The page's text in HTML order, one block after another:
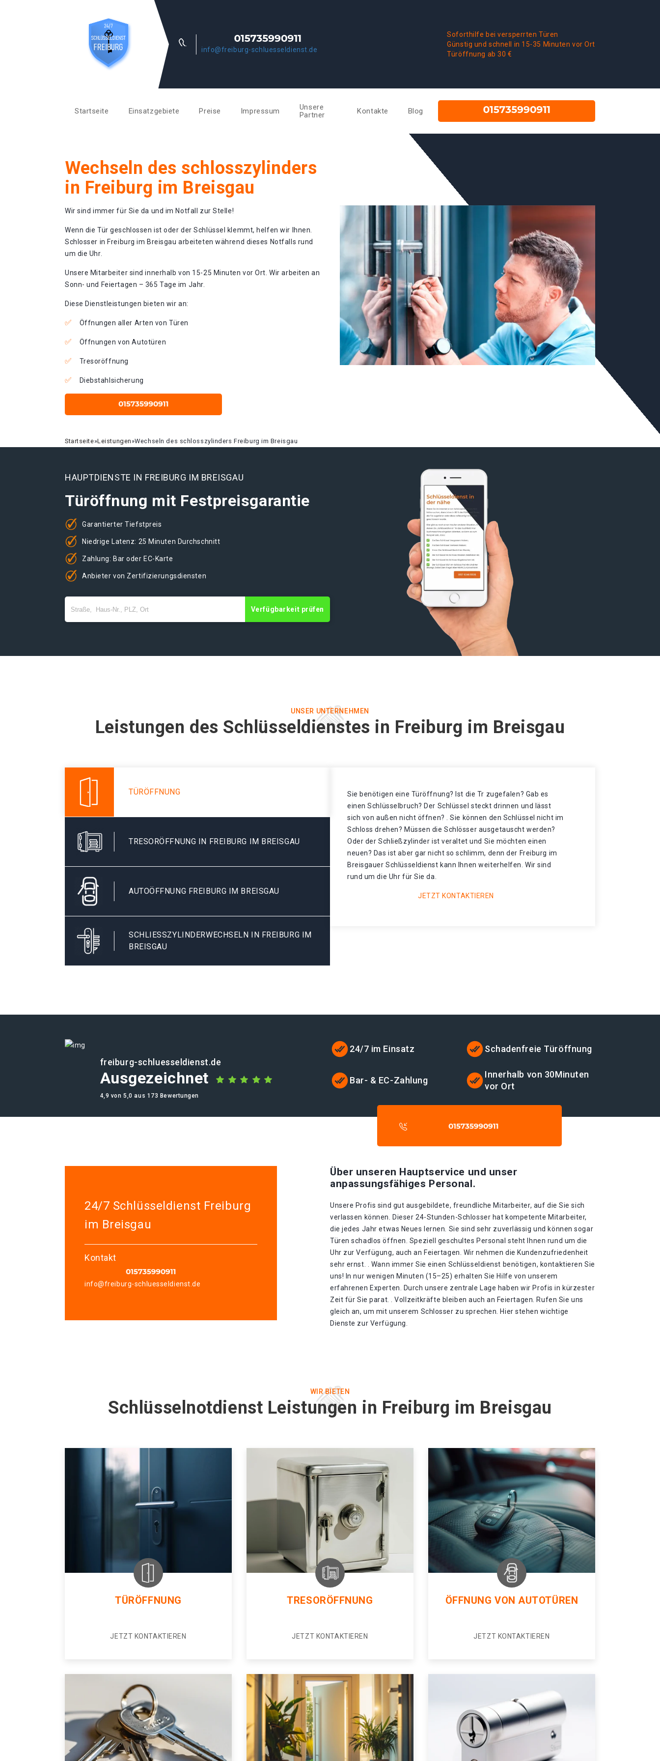
info@freiburg-schluesseldienst.de
Soforthilfe bei versperrten Türen
Günstig und schnell in 15-35 Minuten vor Ort
Türöffnung ab 30 €
Startseite Einsatzgebiete Preise Impressum
Unsere
Partner
Kontakte Blog
Wechseln des schlosszylinders
in Freiburg im Breisgau
Wir sind immer für Sie da und im Notfall zur Stelle!
Wenn die Tür geschlossen ist oder der Schlüssel klemmt, helfen wir Ihnen.
Schlosser in Freiburg im Breisgau arbeiteten während dieses Notfalls rund
um die Uhr.
Unsere Mitarbeiter sind innerhalb von 15-25 Minuten vor Ort. Wir arbeiten an
Sonn- und Feiertagen – 365 Tage im Jahr.
Diese Dienstleistungen bieten wir an:
Öffnungen aller Arten von Türen
Öffnungen von Autotüren
Tresoröffnung
Diebstahlsicherung
Startseite»Leistungen»Wechseln des schlosszylinders Freiburg im Breisgau
HAUPTDIENSTE IN FREIBURG IM BREISGAU
Türöffnung mit Festpreisgarantie
Garantierter Tiefstpreis
Niedrige Latenz: 25 Minuten Durchschnitt
Zahlung: Bar oder EC-Karte
Anbieter von Zertifizierungsdiensten
Verfügbarkeit prüfen
UNSER UNTERNEHMEN
Leistungen des Schlüsseldienstes in Freiburg im Breisgau
TÜRÖFFNUNG
TRESORÖFFNUNG IN FREIBURG IM BREISGAU
AUTOÖFFNUNG FREIBURG IM BREISGAU
SCHLIESSZYLINDERWECHSELN IN FREIBURG IM B
REISGAU
Sie benötigen eine Türöffnung? Ist die Tr zugefalen? Gab es
einen Schlüsselbruch? Der Schlüssel steckt drinnen und lässt
sich von außen nicht öffnen? . Sie können den Schlüssel nicht im
Schloss drehen? Müssen die Schlösser ausgetauscht werden?
Oder der Schließzylinder ist veraltet und Sie möchten einen
neuen? Das ist aber gar nicht so schlimm, denn der Freiburg im
Breisgauer Schlüsseldienst kann Ihnen weiterhelfen. Wir sind
rund um die Uhr für Sie da.
JETZT KONTAKTIEREN
freiburg-schluesseldienst.de
Ausgezeichnet
4,9 von 5,0 aus 173 Bewertungen
24/7 im Einsatz Schadenfreie Türöffnung
Bar- & EC-Zahlung
Innerhalb von 30Minuten
vor Ort
24/7 Schlüsseldienst Freiburg
im Breisgau
Kontakt
info@freiburg-schluesseldienst.de
Über unseren Hauptservice und unser
anpassungsfähiges Personal.
Unsere Profis sind gut ausgebildete, freundliche Mitarbeiter, auf die Sie sich
verlassen können. Dieser 24-Stunden-Schlosser hat kompetente Mitarbeiter,
die jedes Jahr etwas Neues lernen. Sie sind sehr zuverlässig und können sogar
Türen schadlos öffnen. Speziell geschultes Personal steht Ihnen rund um die
Uhr zur Verfügung, auch an Feiertagen. Wir nehmen die Kundenzufriedenheit
sehr ernst. . Wann immer Sie einen Schlüsseldienst benötigen, kontaktieren Sie
uns! In nur wenigen Minuten (15–25) erhalten Sie Hilfe von unserem
erfahrenen Experten. Durch unsere zentrale Lage haben wir Profis in kürzester
Zeit für Sie parat. . Vollzeitkräfte bleiben auch an Feiertagen. Rufen Sie uns
gleich an, um mit unserem Schlosser zu sprechen. Hier stehen wichtige
Dienste zur Verfügung.
WIR BIETEN
Schlüsselnotdienst Leistungen in Freiburg im Breisgau
TÜRÖFFNUNG
JETZT KONTAKTIEREN
TRESORÖFFNUNG
JETZT KONTAKTIEREN
ÖFFNUNG VON AUTOTÜREN
JETZT KONTAKTIEREN